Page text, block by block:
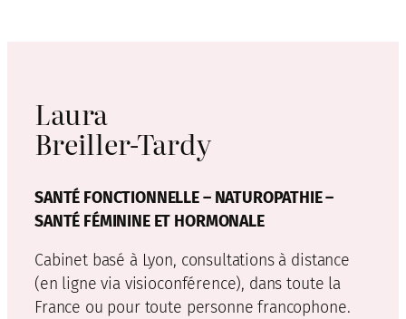
Laura
Breiller-Tardy
SANTÉ FONCTIONNELLE – NATUROPATHIE –
SANTÉ FÉMININE ET HORMONALE
Cabinet basé à Lyon, consultations à distance
(en ligne via visioconférence), dans toute la
France ou pour toute personne francophone.